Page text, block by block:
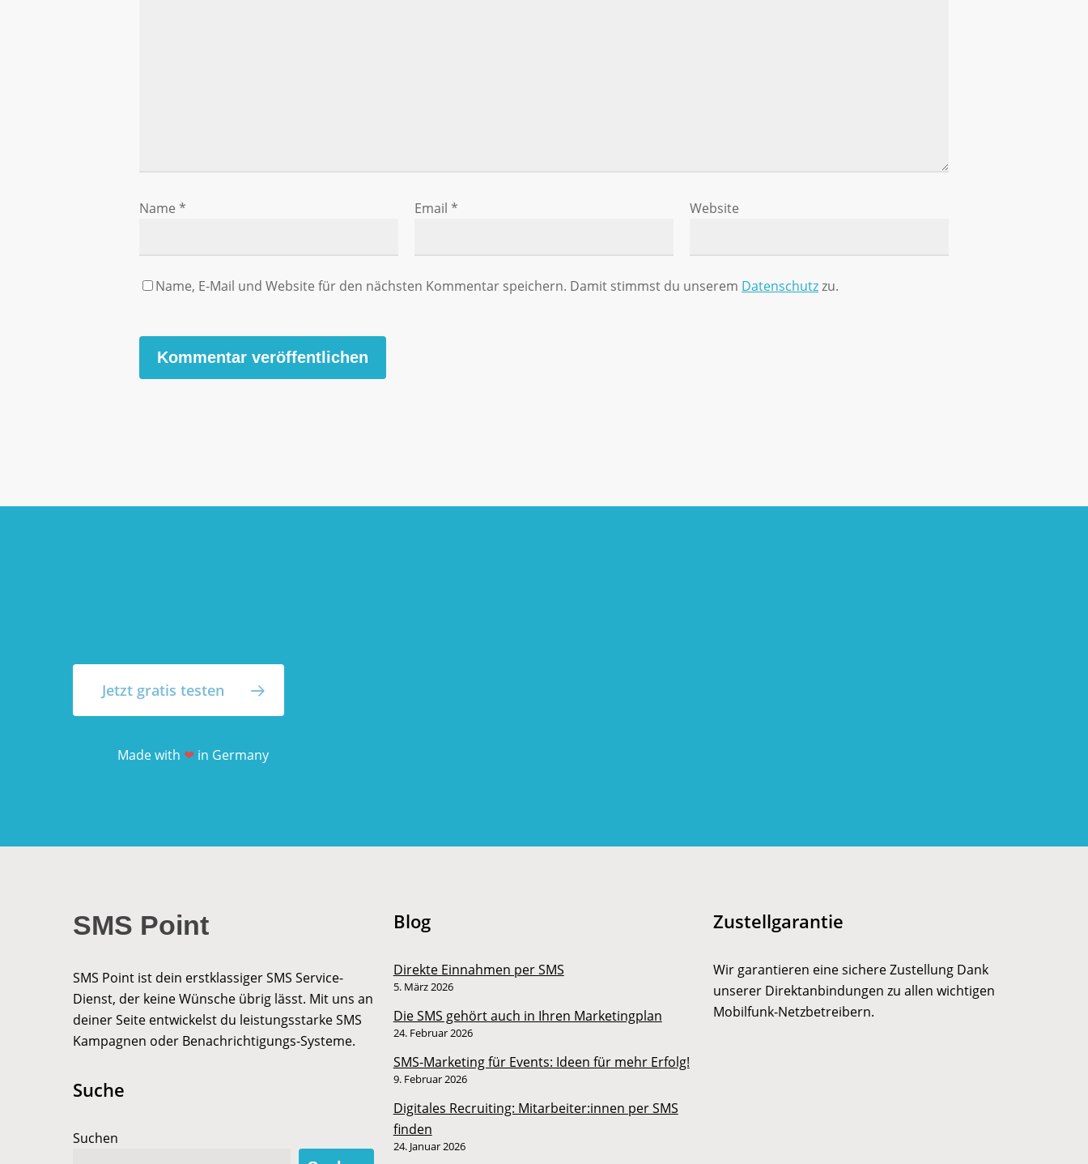
Name * Email * Website
Name, E-Mail und Website für den nächsten Kommentar speichern. Damit stimmst du unserem Datenschutzzu.
Jetzt gratis testen
Made with ❤ in Germany
SMS Point
SMS Point ist dein erstklassiger SMS Service-
Dienst, der keine Wünsche übrig lässt. Mit uns an
deiner Seite entwickelst du leistungsstarke SMS
Kampagnen oder Benachrichtigungs-Systeme.
Suche
Suchen
Blog
Direkte Einnahmen per SMS
5. März 2026
Die SMS gehört auch in Ihren Marketingplan
24. Februar 2026
SMS-Marketing für Events: Ideen für mehr Erfolg!
9. Februar 2026
Digitales Recruiting: Mitarbeiter:innen per SMS
finden
24. Januar 2026
Zustellgarantie
Wir garantieren eine sichere Zustellung Dank
unserer Direktanbindungen zu allen wichtigen
Mobilfunk-Netzbetreibern.